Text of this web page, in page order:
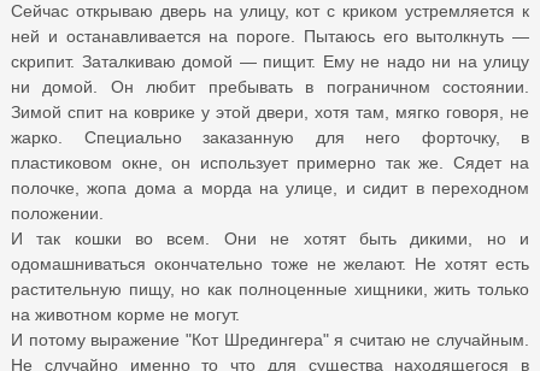
Сейчас открываю дверь на улицу, кот с криком устремляется к
ней и останавливается на пороге. Пытаюсь его вытолкнуть —
скрипит. Заталкиваю домой — пищит. Ему не надо ни на улицу
ни домой. Он любит пребывать в пограничном состоянии.
Зимой спит на коврике у этой двери, хотя там, мягко говоря, не
жарко. Специально заказанную для него форточку, в
пластиковом окне, он использует примерно так же. Сядет на
полочке, жопа дома а морда на улице, и сидит в переходном
положении.
И так кошки во всем. Они не хотят быть дикими, но и
одомашниваться окончательно тоже не желают. Не хотят есть
растительную пищу, но как полноценные хищники, жить только
на животном корме не могут.
И потому выражение "Кот Шредингера" я считаю не случайным.
Не случайно именно то что для существа находящегося в